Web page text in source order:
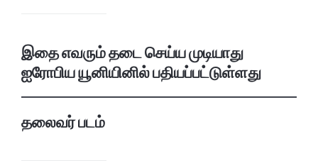
இதை எவரும் தடை செய்ய முடியாது
ஐரோபிய யூனியினில் பதியப்பட்டுள்ளது
தலைவர் படம்